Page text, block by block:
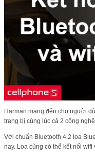
Harman mang đến cho người
trang bị cùng lúc cả 2 công
Với chuẩn Bluetooth 4.2 loa
nay. Loa cũng có thể kết nối